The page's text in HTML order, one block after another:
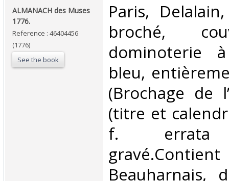
‎ALMANACH des Muses
1776.‎
Reference : 46404456
(1776)
See the book
‎Paris,
broché,
dominoterie
bleu,
(Brochage de
(titre et
f. errata
Beauharnais,